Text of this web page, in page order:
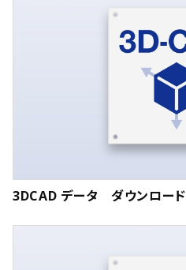
3DCAD データ ダウンロード